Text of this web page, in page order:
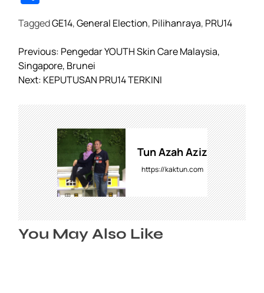
e
b
o
k
er s
A
p
gr
a
y
h
ar
e
TaggedGE14,General Election, Pilihanraya, PRU14
P
o
s
n
a
v
i
g
a
t
i
o
n
Previous: Pengedar YOUTH Skin Care Malaysia,
Singapore, Brunei
Next: KEPUTUSAN PRU14 TERKINI
Tun Azah Aziz
https://kaktun.com
You May Also Like